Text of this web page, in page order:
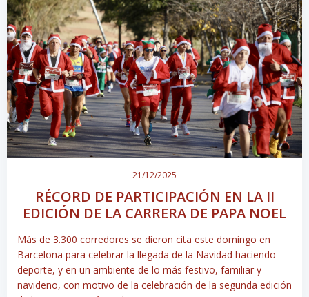
21/12/2025
RÉCORD DE PARTICIPACIÓN EN LA II
EDICIÓN DE LA CARRERA DE PAPA NOEL
Más de 3.300 corredores se dieron cita este domingo en
Barcelona para celebrar la llegada de la Navidad haciendo
deporte, y en un ambiente de lo más festivo, familiar y
navideño, con motivo de la celebración de la segunda edición